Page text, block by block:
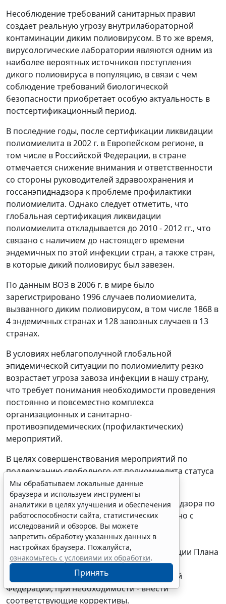
Несоблюдение требований санитарных правил
создает реальную угрозу внутрилабораторной
контаминации диким полиовирусом. В то же время,
вирусологические лаборатории являются одним из
наиболее вероятных источников поступления
дикого полиовируса в популяцию, в связи с чем
соблюдение требований биологической
безопасности приобретает особую актуальность в
постсертификационный период.
В последние годы, после сертификации ликвидации
полиомиелита в 2002 г. в Европейском регионе, в
том числе в Российской Федерации, в стране
отмечается снижение внимания и ответственности
со стороны руководителей здравоохранения и
госсанэпиднадзора к проблеме профилактики
полиомиелита. Однако следует отметить, что
глобальная сертификация ликвидации
полиомиелита откладывается до 2010 - 2012 гг., что
связано с наличием до настоящего времени
эндемичных по этой инфекции стран, а также стран,
в которые дикий полиовирус был завезен.
По данным ВОЗ в 2006 г. в мире было
зарегистрировано 1996 случаев полиомиелита,
вызванного диким полиовирусом, в том числе 1868 в
4 эндемичных странах и 128 завозных случаев в 13
странах.
В условиях неблагополучной глобальной
эпидемической ситуации по полиомиелиту резко
возрастает угроза завоза инфекции в нашу страну,
что требует понимания необходимости проведения
постоянно и повсеместно комплекса
организационных и санитарно-
противоэпидемических (профилактических)
мероприятий.
В целях совершенствования мероприятий по
поддержанию свободного от полиомиелита статуса
Российской Федерации предлагается:
1. Руководителям управлений Роспотребнадзора по
субъектам Российской Федерации совместно с
руководителями органов управления
здравоохранением субъектов Российской
Федерации рассмотреть вопрос о реализации Плана
действий по поддержанию свободного от
полиомиелита статуса субъекта Российской
Федерации, при необходимости - внести
соответствующие коррективы.
Мы обрабатываем локальные данные
браузера и используем инструменты
аналитики в целях улучшения и обеспечения
работоспособности сайта, статистических
исследований и обзоров. Вы можете
запретить обработку указанных данных в
настройках браузера. Пожалуйста,
ознакомьтесь с условиями их обработки.
Принять